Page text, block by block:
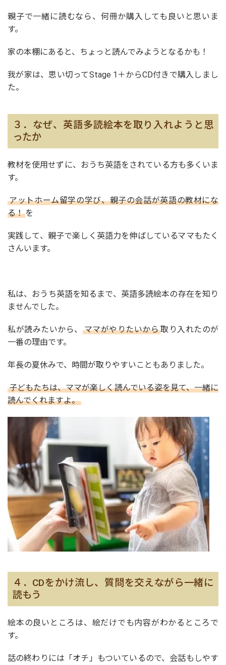
親子で一緒に読むなら、何冊か購入しても良いと思いま
す。
家の本棚にあると、ちょっと読んでみようとなるかも！
我が家は、思い切ってStage 1＋からCD付きで購入しまし
た。
３．なぜ、英語多読絵本を取り入れようと思
ったか
教材を使用せずに、おうち英語をされている方も多くいま
す。
アットホーム留学の学び、親子の会話が英語の教材にな
る！ を
実践して、親子で楽しく英語力を伸ばしているママもたく
さんいます。
私は、おうち英語を知るまで、英語多読絵本の存在を知り
ませんでした。
私が読みたいから、 ママがやりたいから取り入れたのが
一番の理由です。
年長の夏休みで、時間が取りやすいこともありました。
子どもたちは、ママが楽しく読んでいる姿を見て、一緒に
読んでくれますよ。
４．CDをかけ流し、質問を交えながら一緒に
読もう
絵本の良いところは、絵だけでも内容がわかるところで
す。
話の終わりには「オチ」もついているので、会話もしやす